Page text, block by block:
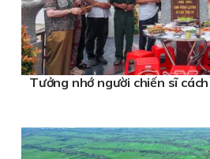
Tưởng nhớ người chiến sĩ